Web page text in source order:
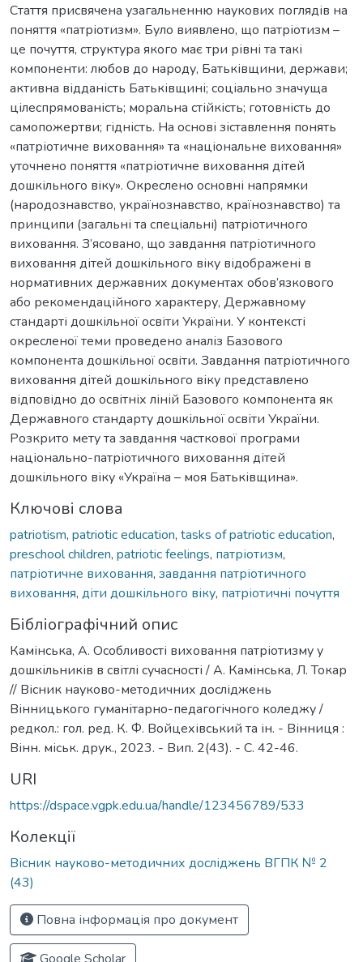
Стаття присвячена узагальненню наукових поглядів на
поняття «патріотизм». Було виявлено, що патріотизм –
це почуття, структура якого має три рівні та такі
компоненти: любов до народу, Батьківщини, держави;
активна відданість Батьківщині; соціально значуща
цілеспрямованість; моральна стійкість; готовність до
самопожертви; гідність. На основі зіставлення понять
«патріотичне виховання» та «національне виховання»
уточнено поняття «патріотичне виховання дітей
дошкільного віку». Окреслено основні напрямки
(народознавство, українознавство, країнознавство) та
принципи (загальні та спеціальні) патріотичного
виховання. З’ясовано, що завдання патріотичного
виховання дітей дошкільного віку відображені в
нормативних державних документах обов’язкового
або рекомендаційного характеру, Державному
стандарті дошкільної освіти України. У контексті
окресленої теми проведено аналіз Базового
компонента дошкільної освіти. Завдання патріотичного
виховання дітей дошкільного віку представлено
відповідно до освітніх ліній Базового компонента як
Державного стандарту дошкільної освіти України.
Розкрито мету та завдання часткової програми
національно-патріотичного виховання дітей
дошкільного віку «Україна – моя Батьківщина».
Ключові слова
patriotism, patriotic education, tasks of patriotic education,
preschool children, patriotic feelings, патріотизм,
патріотичне виховання, завдання патріотичного
виховання, діти дошкільного віку, патріотичні почуття
Бібліографічний опис
Камінська, А. Особливості виховання патріотизму у
дошкільників в світлі сучасності / А. Камінська, Л. Токар
// Вісник науково-методичних досліджень
Вінницького гуманітарно-педагогічного коледжу /
редкол.: гол. ред. К. Ф. Войцехівський та ін. - Вінниця :
Вінн. міськ. друк., 2023. - Вип. 2(43). - С. 42-46.
URI
https://dspace.vgpk.edu.ua/handle/123456789/533
Колекції
Вісник науково-методичних досліджень ВГПК № 2
(43)
Повна інформація про документ